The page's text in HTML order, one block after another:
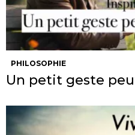
PHILOSOPHIE
Un petit geste